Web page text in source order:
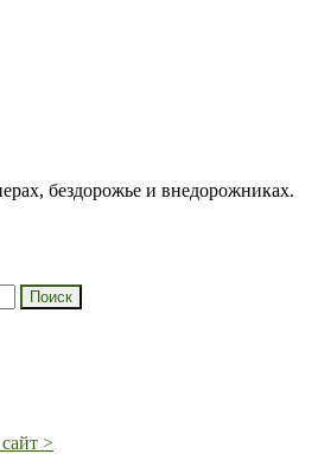
бездорожье и внедорожниках.
>